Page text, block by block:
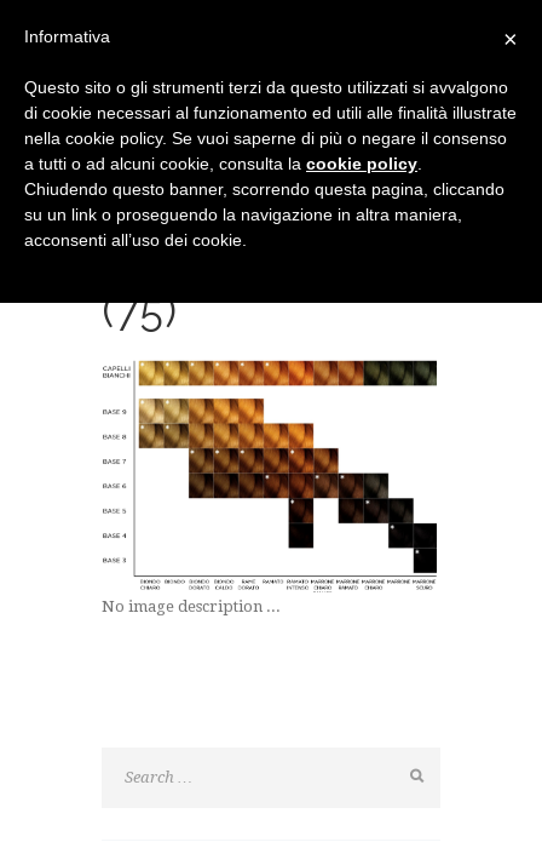
SCREENSHOT
(75)
No image description ...
×
Informativa
Questo sito o gli strumenti terzi da questo utilizzati si avvalgono
di cookie necessari al funzionamento ed utili alle finalità illustrate
nella cookie policy. Se vuoi saperne di più o negare il consenso
a tutti o ad alcuni cookie, consulta la cookie policy
Chiudendo questo banner, scorrendo questa pagina, cliccando
su un link o proseguendo la navigazione in altra maniera,
acconsenti all’uso dei cookie.